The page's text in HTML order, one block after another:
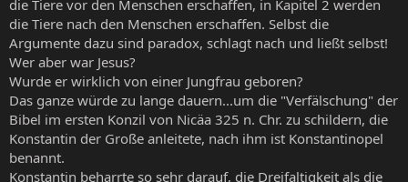
die Tiere vor den Menschen erschaffen, in Kapitel 2 werden
die Tiere nach den Menschen erschaffen. Selbst die
Argumente dazu sind paradox, schlagt nach und ließt selbst!
Wer aber war Jesus?
Wurde er wirklich von einer Jungfrau geboren?
Das ganze würde zu lange dauern...um die "Verfälschung" der
Bibel im ersten Konzil von Nicäa 325 n. Chr. zu schildern, die
Konstantin der Große anleitete, nach ihm ist Konstantinopel
benannt.
Konstantin beharrte so sehr darauf, die Dreifaltigkeit als die